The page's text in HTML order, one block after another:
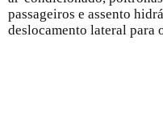
passageiros e assento
deslocamento lateral para